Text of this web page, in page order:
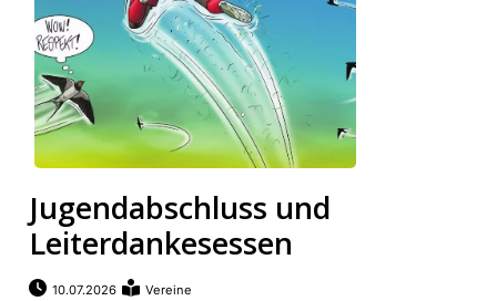
Jugendabschluss und
Leiterdankesessen
10.07.2026 Vereine